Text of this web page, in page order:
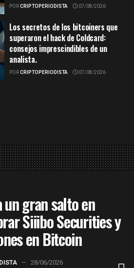
PORCRIPTOPERIODISTA 07/08/2026
Los secretos de los bitcoiners que
superaron el hack de Coldcard:
consejos imprescindibles de un
analista.
PORCRIPTOPERIODISTA 07/08/2026
gran salto en
Siiibo Securities y
en Bitcoin
28/06/2026